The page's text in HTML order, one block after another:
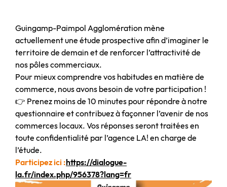
Guingamp-Paimpol Agglomération mène
actuellement une étude prospective afin d’imaginer le
territoire de demain et de renforcer l’attractivité de
nos pôles commerciaux.
Pour mieux comprendre vos habitudes en matière de
commerce, nous avons besoin de votre participation !
👉 Prenez moins de 10 minutes pour répondre à notre
questionnaire et contribuez à façonner l’avenir de nos
commerces locaux. Vos réponses seront traitées en
toute confidentialité par l’agence LA! en charge de
l’étude.
Participez ici :https://dialogue-
la.fr/index.php/956378?lang=fr